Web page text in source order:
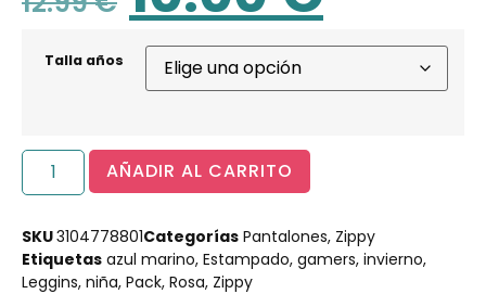
Talla años
AÑADIR AL CARRITO
SKU3104778801Categorías Pantalones, Zippy
Etiquetas azul marino, Estampado, gamers, invierno,
Leggins, niña, Pack, Rosa, Zippy